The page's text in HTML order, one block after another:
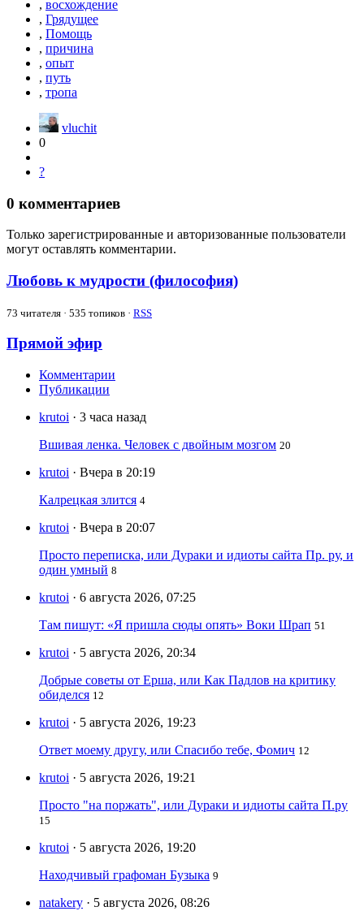
, восхождение
, Грядущее
, Помощь
, причина
, опыт
, путь
, тропа
vluchit
0
?
0 комментариев
Только зарегистрированные и авторизованные пользователи
могут оставлять комментарии.
Любовь к мудрости (философия)
73 читателя · 535 топиков · RSS
Прямой эфир
Комментарии
Публикации
krutoi · 3 часа назад
Вшивая ленка. Человек с двойным мозгом 20
krutoi · Вчера в 20:19
Калрецкая злится 4
krutoi · Вчера в 20:07
Просто переписка, или Дураки и идиоты сайта Пр. ру, и
один умный 8
krutoi · 6 августа 2026, 07:25
Там пишут: «Я пришла сюды опять» Воки Шрап 51
krutoi · 5 августа 2026, 20:34
Добрые советы от Ерша, или Как Падлов на критику
обиделся 12
krutoi · 5 августа 2026, 19:23
Ответ моему другу, или Спасибо тебе, Фомич 12
krutoi · 5 августа 2026, 19:21
Просто "на поржать", или Дураки и идиоты сайта П.ру
15
krutoi · 5 августа 2026, 19:20
Находчивый графоман Бузыка 9
natakery · 5 августа 2026, 08:26